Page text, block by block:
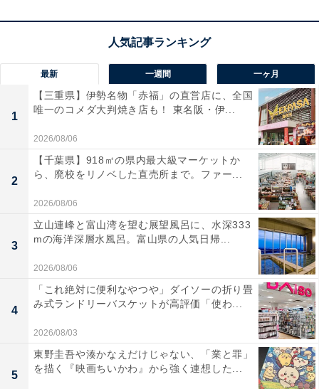
最新 一週間 一ヶ月
1
【三重県】伊勢名物「赤福」の直営店に、全国
唯一のコメダ大判焼き店も！ 東名阪・伊...
2026/08/06
2
【千葉県】918㎡の県内最大級マーケットか
ら、廃校をリノベした直売所まで。ファー...
2026/08/06
3
立山連峰と富山湾を望む展望風呂に、水深333
mの海洋深層水風呂。富山県の人気日帰...
2026/08/06
4
「これ絶対に便利なやつや」ダイソーの折り畳
み式ランドリーバスケットが高評価「使わ...
2026/08/03
5
東野圭吾や湊かなえだけじゃない、「業と罪」
を描く『映画ちいかわ』から強く連想した...